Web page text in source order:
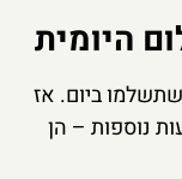
ביום. אז
נוספות – הן